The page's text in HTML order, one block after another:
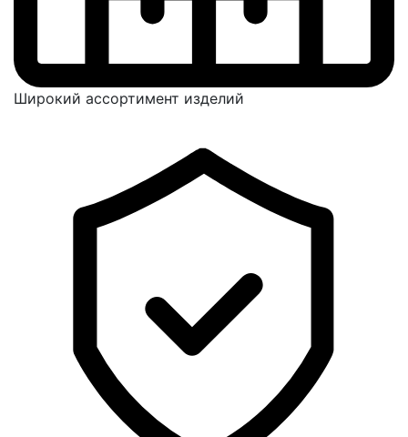
Широкий ассортимент изделий